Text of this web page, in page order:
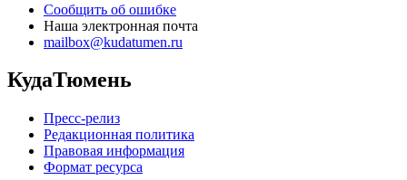
Сообщить об ошибке
Наша электронная почта
mailbox@kudatumen.ru
КудаТюмень
Пресс-релиз
Редакционная политика
Правовая информация
Формат ресурса